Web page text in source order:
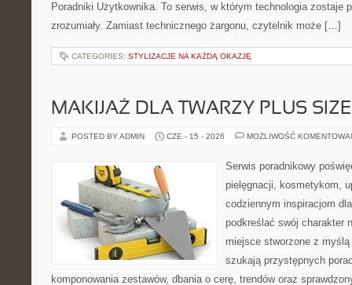
Poradniki Użytkownika. To serwis, w którym technologia zostaje
zrozumiały. Zamiast technicznego żargonu, czytelnik może […]
CATEGORIES: STYLIZACJE NA KAŻDĄ OKAZJĘ
MAKIJAŻ DLA TWARZY PLUS SIZE
POSTED BY ADMIN CZE - 15 - 2026 MOŻLIWOŚĆ
Serwis poradnikowy
pielęgnacji, kosmetykom,
codziennym inspiracjom
podkreślać swój charakter
miejsce stworzone z
szukają przystępnych
komponowania zestawów, dbania o cerę, trendów oraz